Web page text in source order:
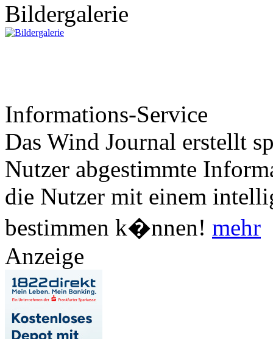
Bildergalerie
Informations-Service
Das Wind Journal erstellt
Nutzer abgestimmte
die Nutzer mit einem
bestimmen k�nnen! mehr
Anzeige